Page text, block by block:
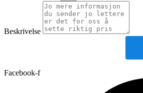
Beskrivelse
Facebook-f